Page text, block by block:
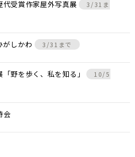
代受賞作家屋外写真展
3/31ま
しかわ 3/31まで
野を歩く、私を知る」
10/5
会